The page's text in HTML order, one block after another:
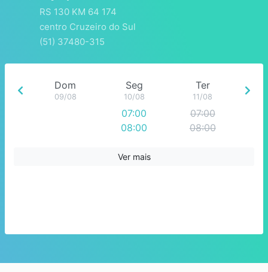
RS 130 KM 64 174
centro Cruzeiro do Sul
(51) 37480-315
Dom
09/08
Seg
10/08
07:00
08:00
10:00
Ter
11/08
07:00
08:00
Ver mais